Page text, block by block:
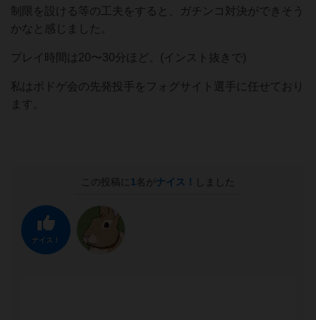
制限を設ける等の工夫をすると、ガチンコ対決ができそう
かなと感じました。
プレイ時間は20〜30分ほど。(インスト抜きで)
私はボドゲ会の先発投手をフォグサイト選手に任せており
ます。
この投稿に 1 名がナイス！ しました
ナイス！